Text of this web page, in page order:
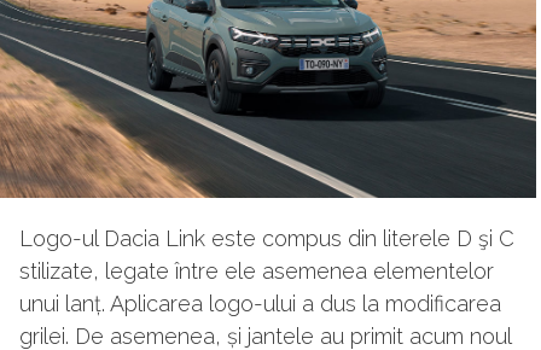
Logo-ul Dacia Link este compus din literele D şi C
stilizate, legate între ele asemenea elementelor
unui lanț. Aplicarea logo-ului a dus la modificarea
grilei. De asemenea, și jantele au primit acum noul